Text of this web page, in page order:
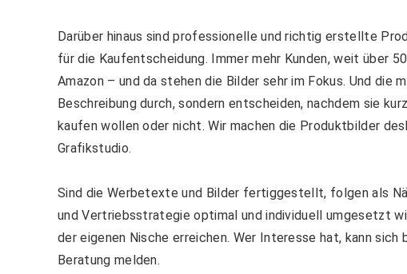
Darüber hinaus sind professionelle und richtig erstellte
für die Kaufentscheidung. Immer mehr Kunden, weit über
Amazon – und da stehen die Bilder sehr im Fokus. Und die
Beschreibung durch, sondern entscheiden, nachdem sie
kaufen wollen oder nicht. Wir machen die Produktbilder
Grafikstudio.
Sind die Werbetexte und Bilder fertiggestellt, folgen als
und Vertriebsstrategie optimal und individuell umgesetzt
der eigenen Nische erreichen. Wer Interesse hat, kann
Beratung melden.